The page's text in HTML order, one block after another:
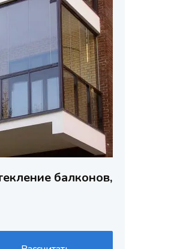
балконов,